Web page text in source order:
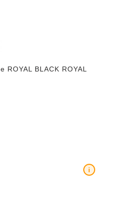
BLACK ROYAL
i